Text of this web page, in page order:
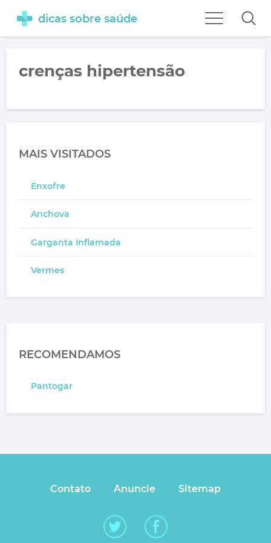
dicas sobre saúde
crenças hipertensão
MAIS VISITADOS
Enxofre
Anchova
Garganta Inflamada
Vermes
RECOMENDAMOS
Pantogar
Contato Anuncie Sitemap